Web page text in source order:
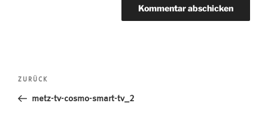
Beitragsnavigation
Vorheriger
Beitrag
ZURÜCK
metz-tv-cosmo-smart-tv_2